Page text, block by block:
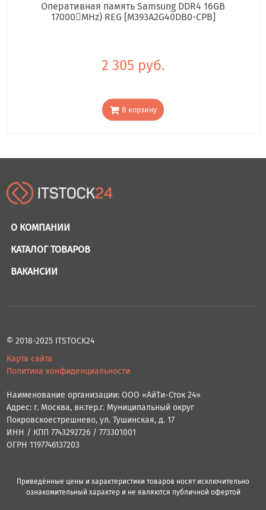
Оперативная память Samsung DDR4 16GB
17000񢋕MHz) REG [M393A2G40DB0-CPB]
2 305 руб.
В корзину
О КОМПАНИИ
КАТАЛОГ ТОВАРОВ
ВАКАНСИИ
© 2018-2025 ITSTOCK24
Карта сайта
Политика конфиденциальности
Наименование организации: ООО «АйТи-Сток 24»
Адрес: г. Москва, вн.тер.г. Муниципальный округ
Покровскоестрешнево, ул. Тушинская, д. 17
ИНН / КПП 7743292726 / 773301001
ОГРН 1197746137203
Приведённые цены и характеристики товаров носят исключительно
ознакомительный характер и не являются публичной офертой